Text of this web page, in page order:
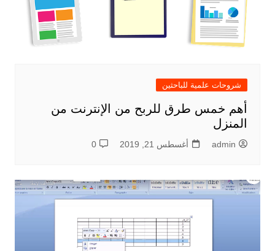
شروحات علمية للباحثين
أهم خمس طرق للربح من الإنترنت من
المنزل
admin أغسطس 21, 2019 0